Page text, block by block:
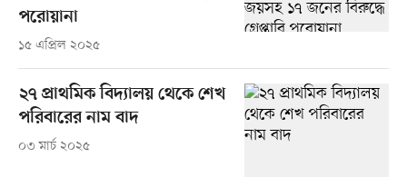
পরোয়ানা
১৫ এপ্রিল ২০২৫
২৭ প্রাথমিক বিদ্যালয় থেকে শেখ
পরিবারের নাম বাদ
০৩ মার্চ ২০২৫